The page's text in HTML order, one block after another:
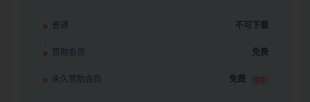
普通 不可下载
赞助会员 免费
永久赞助会员 免费 推荐